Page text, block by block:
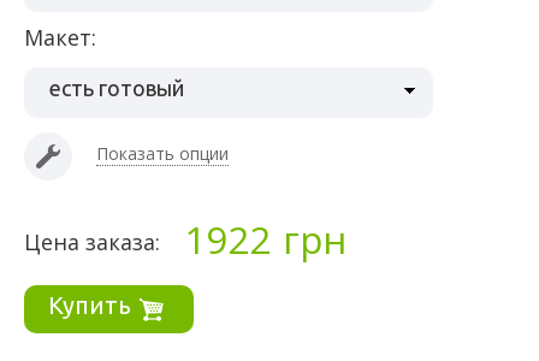
Макет:
есть готовый
Показать опции
Цена заказа: 1922 грн
Купить